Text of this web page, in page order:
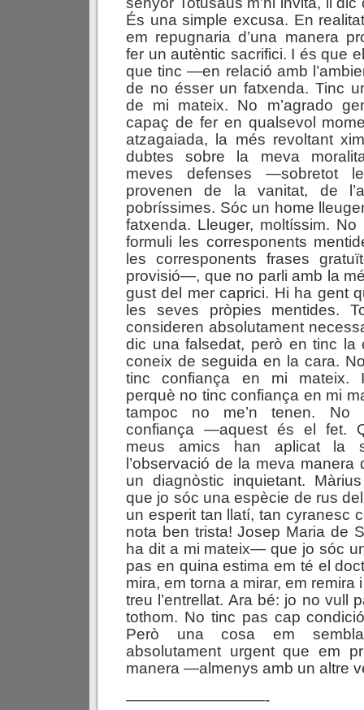
És una simple excusa. En
em repugnaria d’una manera
fer un autèntic sacrifici. I és que
que tinc —en relació amb
de no ésser un fatxenda. Tinc
de mi mateix. No m’agrado
capaç de fer en qualsevol
atzagaiada, la més revoltant
dubtes sobre la meva
meves defenses —sobretot
provenen de la vanitat, de
pobríssimes. Sóc un home
fatxenda. Lleuger, moltíssim.
formuli les corresponents
les corresponents frases
provisió—, que no parli amb la
gust del mer caprici. Hi ha gent
les seves pròpies mentides.
consideren absolutament
dic una falsedat, però en tinc la
coneix de seguida en la cara.
tinc confiança en mi mateix.
perquè no tinc confiança en mi
tampoc no me’n tenen. No
confiança —aquest és el fet.
meus amics han aplicat la
l’observació de la meva manera
un diagnòstic inquietant.
que jo sóc una espècie de rus
un esperit tan llatí, tan cyranesc
nota ben trista! Josep Maria de
ha dit a mi mateix— que jo sóc
pas en quina estima em té el
mira, em torna a mirar, em remira
treu l’entrellat. Ara bé: jo no vull
tothom. No tinc pas cap
Però una cosa em
absolutament urgent que em
manera —almenys amb un altre
—————————-